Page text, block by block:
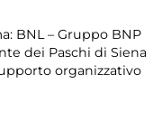
BNL – Gruppo BNP
dei Paschi di Siena
organizzativo